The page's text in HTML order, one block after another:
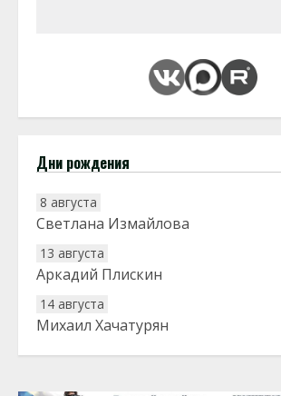
Дни рождения
8 августа
Светлана Измайлова
13 августа
Аркадий Плискин
14 августа
Михаил Хачатурян
20 августа